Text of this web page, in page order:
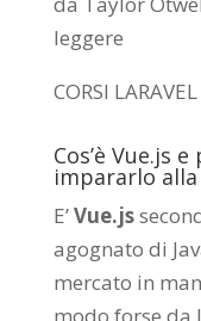
leggere
CORSI
Cos’è Vue.js
impararlo
E’Vue.js
agognato di
mercato in